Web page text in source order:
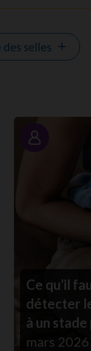
selles
Portrait
Ce qu’il
détecter
à un
mars 2026